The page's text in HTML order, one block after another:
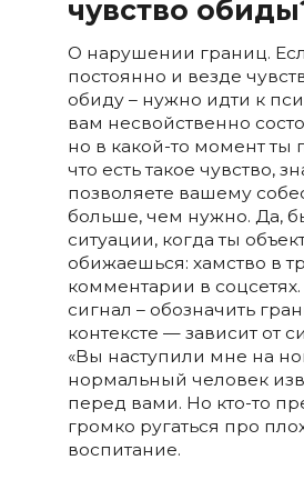
чувство
О нарушении границ.
постоянно и везде
обиду – нужно идти к
вам несвойственно
но в какой-то момент ты
что есть такое чувство,
позволяете вашему
больше, чем нужно. Да,
ситуации, когда ты
обижаешься: хамство в
комментарии в
сигнал – обозначить
контексте — зависит от
«Вы наступили мне на
нормальный человек
перед вами. Но кто-то
громко ругаться про
воспитание.